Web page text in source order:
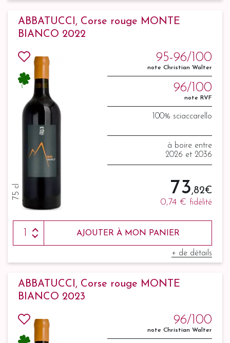
ABBATUCCI, Corse rouge MONTE
BIANCO 2022
75 cl
95-96/100
note Christian Walter
96/100
note RVF
100% sciaccarello
à boire entre
2026 et 2036
73,82 €
0,74 € fidélité
AJOUTER À MON PANIER
+ de détails
ABBATUCCI, Corse rouge MONTE
BIANCO 2023
96/100
note Christian Walter